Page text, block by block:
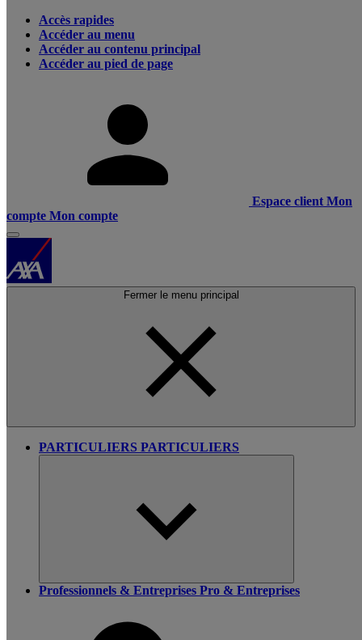
Accès rapides
Accéder au menu
Accéder au contenu principal
Accéder au pied de page
Espace client Mon
compte Mon compte
Fermer le menu principal
PARTICULIERS PARTICULIERS
Professionnels & Entreprises Pro & Entreprises